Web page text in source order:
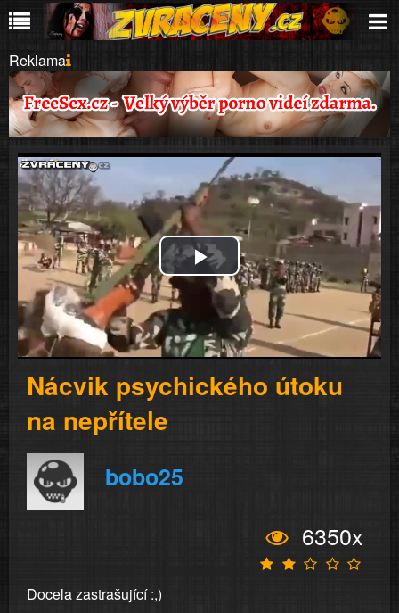
Reklama
Play
Video
Nácvik psychického útoku
na nepřítele
bobo25
6350x
Docela zastrašující :,)